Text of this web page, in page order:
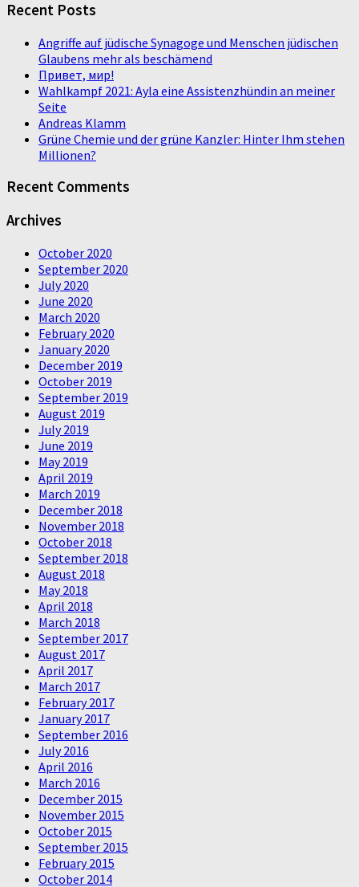
Recent Posts
Angriffe auf jüdische Synagoge und Menschen jüdischen
Glaubens mehr als beschämend
Привет, мир!
Wahlkampf 2021: Ayla eine Assistenzhündin an meiner
Seite
Andreas Klamm
Grüne Chemie und der grüne Kanzler: Hinter Ihm stehen
Millionen?
Recent Comments
Archives
October 2020
September 2020
July 2020
June 2020
March 2020
February 2020
January 2020
December 2019
October 2019
September 2019
August 2019
July 2019
June 2019
May 2019
April 2019
March 2019
December 2018
November 2018
October 2018
September 2018
August 2018
May 2018
April 2018
March 2018
September 2017
August 2017
April 2017
March 2017
February 2017
January 2017
September 2016
July 2016
April 2016
March 2016
December 2015
November 2015
October 2015
September 2015
February 2015
October 2014